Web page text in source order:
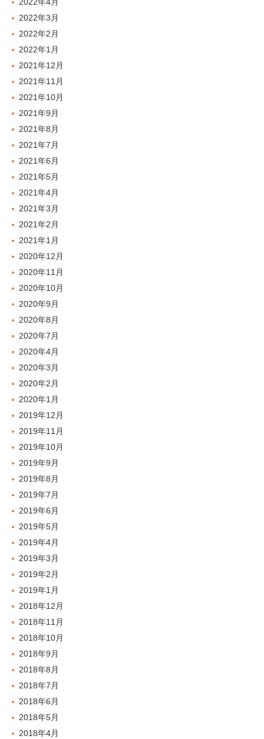
2022年4月
2022年3月
2022年2月
2022年1月
2021年12月
2021年11月
2021年10月
2021年9月
2021年8月
2021年7月
2021年6月
2021年5月
2021年4月
2021年3月
2021年2月
2021年1月
2020年12月
2020年11月
2020年10月
2020年9月
2020年8月
2020年7月
2020年4月
2020年3月
2020年2月
2020年1月
2019年12月
2019年11月
2019年10月
2019年9月
2019年8月
2019年7月
2019年6月
2019年5月
2019年4月
2019年3月
2019年2月
2019年1月
2018年12月
2018年11月
2018年10月
2018年9月
2018年8月
2018年7月
2018年6月
2018年5月
2018年4月